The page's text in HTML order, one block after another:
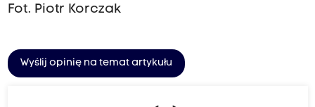
Fot. Piotr Korczak
Wyślij opinię na temat artykułu